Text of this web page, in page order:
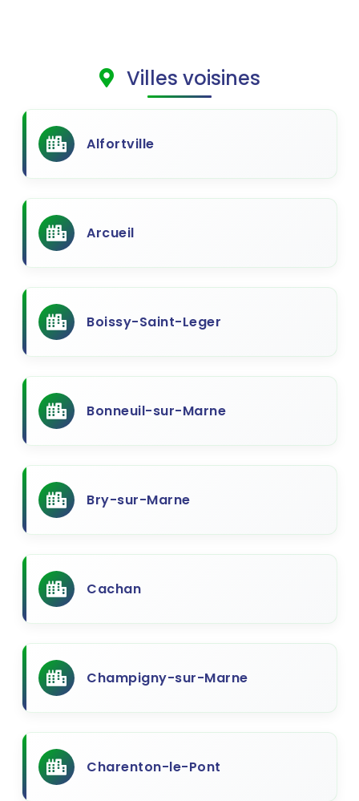
Villes voisines
Alfortville
Arcueil
Boissy-Saint-Leger
Bonneuil-sur-Marne
Bry-sur-Marne
Cachan
Champigny-sur-Marne
Charenton-le-Pont